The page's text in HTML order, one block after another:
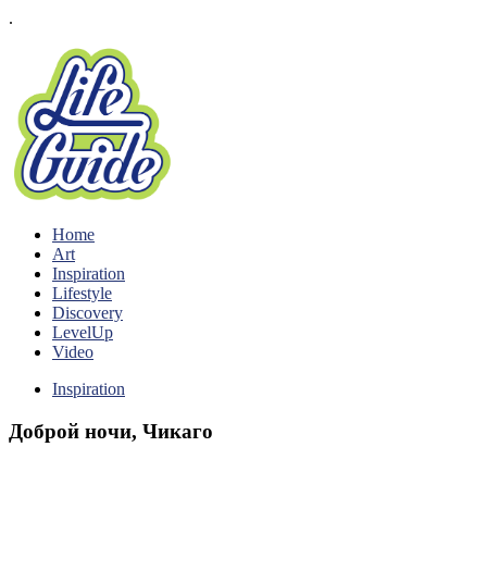
.
Home
Art
Inspiration
Lifestyle
Discovery
LevelUp
Video
Inspiration
Доброй ночи, Чикаго